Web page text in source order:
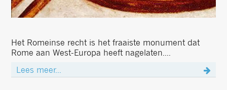
Het Romeinse recht is het fraaiste monument dat
Rome aan West-Europa heeft nagelaten....
Lees meer...